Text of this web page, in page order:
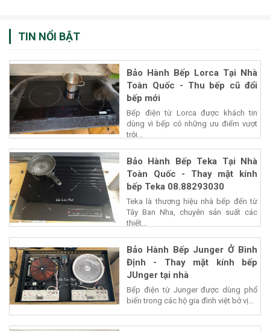
TIN NỔI BẬT
Bảo Hành Bếp Lorca Tại Nhà
Toàn Quốc - Thu bếp cũ đổi
bếp mới
Bếp điện từ Lorca được khách tin
dùng vì bếp có những ưu điểm vượt
trội...
Bảo Hành Bếp Teka Tại Nhà
Toàn Quốc - Thay mặt kính
bếp Teka 08.88293030
Teka là thương hiệu nhà bếp đến từ
Tây Ban Nha, chuyên sản suất các
thiết...
Bảo Hành Bếp Junger Ở Bình
Định - Thay mặt kính bếp
JUnger tại nhà
Bếp điện từ Junger được dùng phổ
biến trong các hộ gia đình việt bở vị...